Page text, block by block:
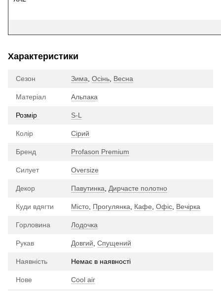
Характеристики
Сезон Зима Осінь Весна
Матеріал Альпака
Розмір S-L
Колір Сірий
Бренд Profason Premium
Силует Oversize
Декор Павутинка Дирчасте полотно
Куди вдягти Місто Прогулянка Кафе Офіс Вечірка
Горловина Лодочка
Рукав Довгий Спущений
Наявність Немає в наявності
Нове Cool air